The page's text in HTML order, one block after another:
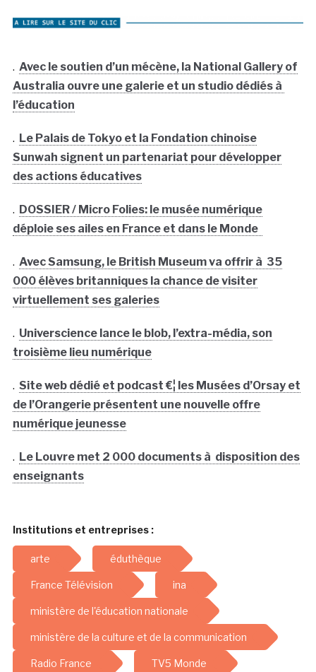
. Avec le soutien d’un mécène, la National Gallery of
Australia ouvre une galerie et un studio dédiés à
l’éducation
. Le Palais de Tokyo et la Fondation chinoise
Sunwah signent un partenariat pour développer
des actions éducatives
. DOSSIER / Micro Folies: le musée numérique
déploie ses ailes en France et dans le Monde
. Avec Samsung, le British Museum va offrir à 35
000 élèves britanniques la chance de visiter
virtuellement ses galeries
. Universcience lance le blob, l’extra-média, son
troisième lieu numérique
. Site web dédié et podcast €¦ les Musées d’Orsay et
de l’Orangerie présentent une nouvelle offre
numérique jeunesse
. Le Louvre met 2 000 documents à disposition des
enseignants
Institutions et entreprises :
arte éduthèque
France Télévision ina
ministère de l'éducation nationale
ministère de la culture et de la communication
Radio France TV5 Monde